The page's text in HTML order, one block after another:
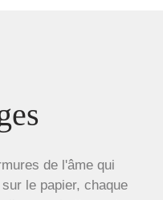
de l'âme qui
le papier, chaque